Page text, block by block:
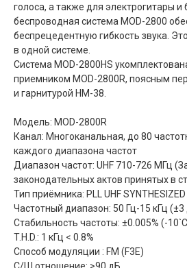
голоса, а также для электрогитары и
беспроводная система MOD-2800
беспрецедентную гибкость звука.
в одной системе.
Система MOD-2800HS
приемником MOD-2800R, поясным
и гарнитурой HM-38.
Модель: MOD-2800R
Канал: Многоканальная, до 80
каждого диапазона частот
Диапазон частот: UHF 710-726 МГц
законодательных актов принятых в
Тип приёмника: PLL UHF SYNTHESIZED
Частотный диапазон: 50 Гц-15 кГц (±3
Стабильность частоты: ±0.005% (-
T.H.D.: 1 кГц < 0.8%
Способ модуляции : FM (F3E)
С/Ш отношение: >90 дБ